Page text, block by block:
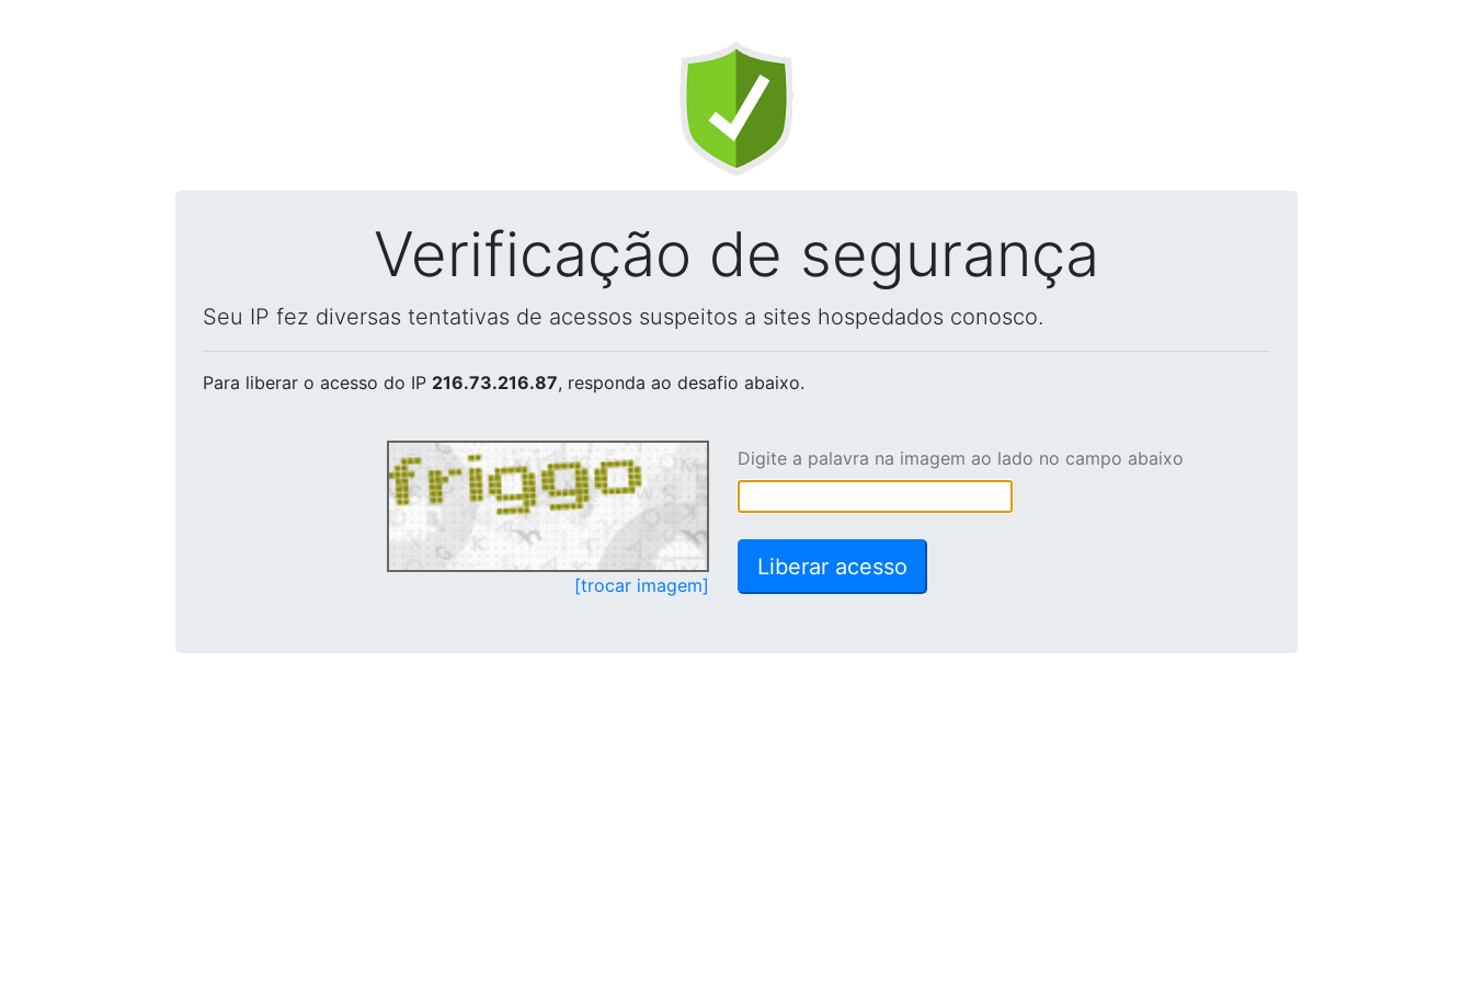
Verificação de segurança
Seu IP fez diversas tentativas de acessos suspeitos a sites hospedados conosco.
Para liberar o acesso do IP 216.73.216.87, responda ao desafio abaixo.
[trocar imagem]
Digite a palavra na imagem ao lado no campo abaixo